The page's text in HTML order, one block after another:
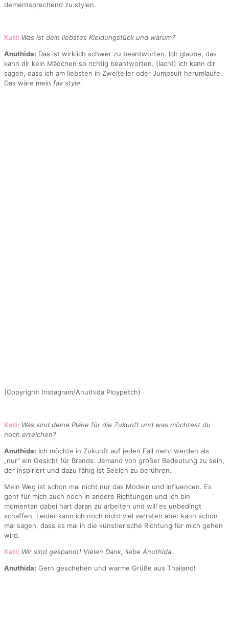
dementsprechend zu stylen.
Kati: Was ist dein liebstes Kleidungstück und warum?
Anuthida: Das ist wirklich schwer zu beantworten. Ich glaube, das
kann dir kein Mädchen so richtig beantworten. (lacht) Ich kann dir
sagen, dass ich am liebsten in Zweiteiler oder Jumpsuit herumlaufe.
Das wäre mein fav style.
(Copyright: Instagram/Anuthida Ploypetch)
Kati: Was sind deine Pläne für die Zukunft und was möchtest du
noch erreichen?
Anuthida: Ich möchte in Zukunft auf jeden Fall mehr werden als
„nur“ ein Gesicht für Brands. Jemand von großer Bedeutung zu sein,
der inspiriert und dazu fähig ist Seelen zu berühren.
Mein Weg ist schon mal nicht nur das Modeln und Influencen. Es
geht für mich auch noch in andere Richtungen und ich bin
momentan dabei hart daran zu arbeiten und will es unbedingt
schaffen. Leider kann ich noch nicht viel verraten aber kann schon
mal sagen, dass es mal in die künstlerische Richtung für mich gehen
wird.
Kati: Wir sind gespannt! Vielen Dank, liebe Anuthida.
Anuthida: Gern geschehen und warme Grüße aus Thailand!